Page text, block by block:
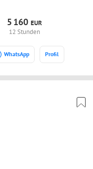
5 160EUR
12 Stunden
WhatsApp Profil